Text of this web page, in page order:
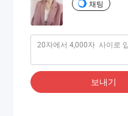
채팅
보내기